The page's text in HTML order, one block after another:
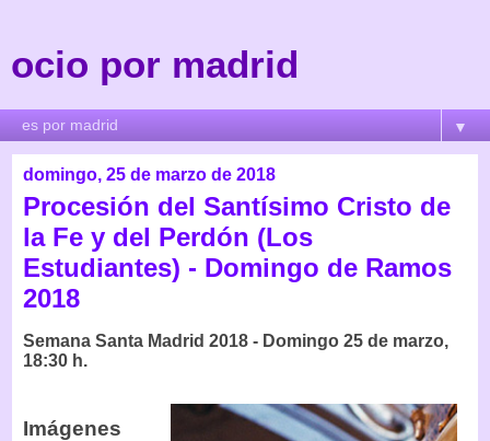
ocio por madrid
▼
domingo, 25 de marzo de 2018
Procesión del Santísimo Cristo de
la Fe y del Perdón (Los
Estudiantes) - Domingo de Ramos
2018
Semana Santa Madrid 2018 - Domingo 25 de marzo,
18:30 h.
Imágenes